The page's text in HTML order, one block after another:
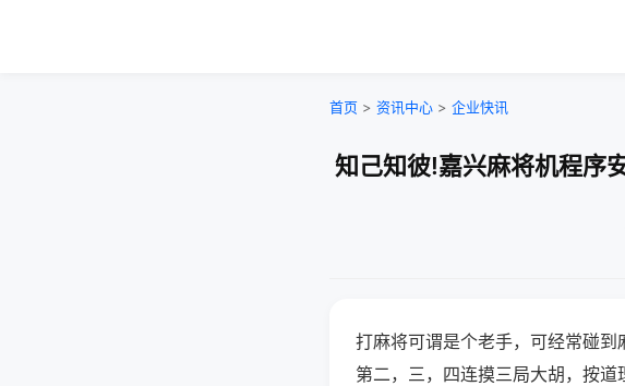
首页 > 资讯中心 > 企业快讯
知己知彼!嘉兴麻将机程序
打麻将可谓是个老手，可经常碰到
第二，三，四连摸三局大胡，按